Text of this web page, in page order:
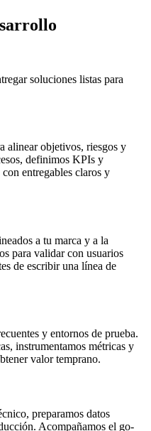
soluciones listas para
alinear objetivos, riesgos y
definimos KPIs y
entregables claros y
a tu marca y a la
para validar con usuarios
de escribir una línea de
y entornos de prueba.
instrumentamos métricas y
valor temprano.
preparamos datos
Acompañamos el go-